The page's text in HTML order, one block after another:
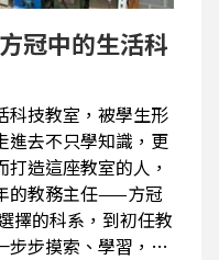
冠中的生活科
科技教室，被學生形
進去不只學知識，更
造這座教室的人，
的教務主任——方冠
步步摸索、學習，也